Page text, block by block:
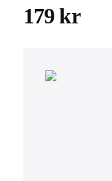
Aluminium
179 kr